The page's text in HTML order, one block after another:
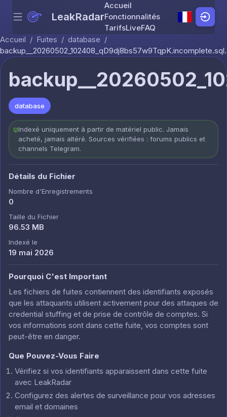
Skip to content
Menu LeakRadar
Accueil
Fonctionnalités
TarifsLiveFAQ
Accueil / Fuites / database /
database
Indexé uniquement à partir de matériel public. Jamais
acheté, jamais altéré. Sources vérifiées : forums publics et
channels Telegram.
Détails du Fichier
Nombre d'Enregistrements
0
Taille du Fichier
96.53 MB
Indexé le
19 mai 2026
Pourquoi C'est Important
Les fichiers de fuites contiennent des identifiants exposés
que les attaquants utilisent activement pour des attaques de
credential stuffing et de prise de contrôle de comptes. Si
vos informations sont dans cette fuite, vos comptes sont
peut-être en danger.
Que Pouvez-Vous Faire
Vérifiez si vos identifiants apparaissent dans cette fuite
avec LeakRadar
Configurez des alertes de surveillance pour vos adresses
email et domaines